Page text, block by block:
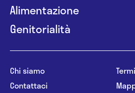
Alimentazione
Genitorialità
Chi siamo
Contattaci